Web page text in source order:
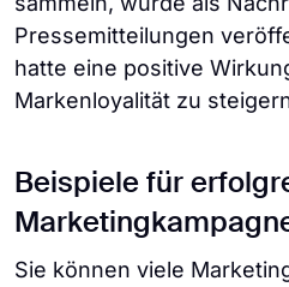
Pressemitteilungen
hatte eine positive
Markenloyalität zu
Beispiele für
Sie können viele